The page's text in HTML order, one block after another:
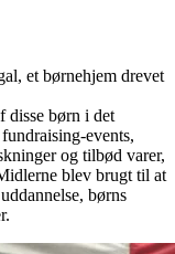
et børnehjem drevet
disse børn i det
events,
og tilbød varer,
blev brugt til at
børns